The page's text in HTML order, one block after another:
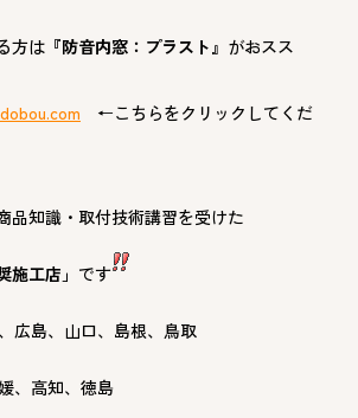
方は 『防音内窓：プラスト』 がおスス
←こちらをクリックしてくだ
品知識・取付技術講習を受けた
施工店」 です
広島、山口、島根、鳥取
、高知、徳島